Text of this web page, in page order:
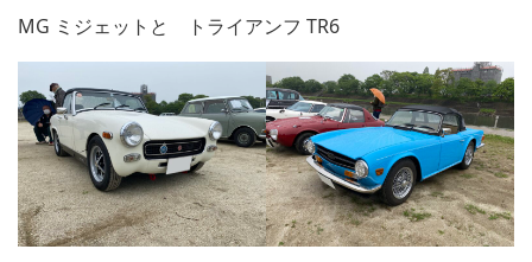
MG ミジェットと トライアンフ TR6